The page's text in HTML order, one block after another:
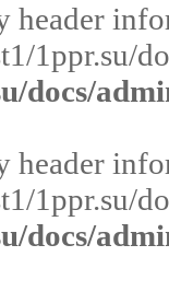
header
1ppr.su/
docs/
header
1ppr.su/
docs/